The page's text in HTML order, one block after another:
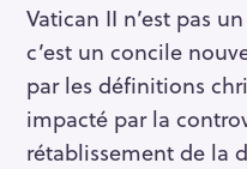
Vatican II n’est pas
c’est un concile
par les définitions
impacté par la
rétablissement de la